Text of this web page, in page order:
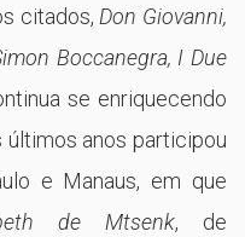
citados, Don Giovanni,
Boccanegra, I Due
se enriquecendo
últimos anos participou
e Manaus, em que
de Mtsenk, de